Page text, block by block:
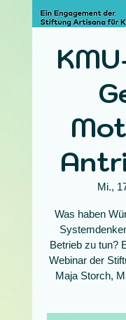
Mi.,
Was haben
Betrieb zu tun?
Webinar der
Maja Storch,